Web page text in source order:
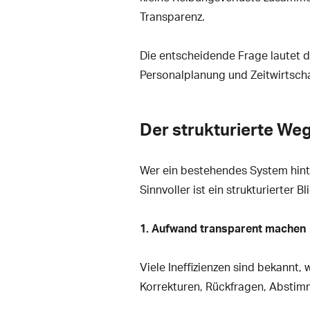
Transparenz.
Die entscheidende Frage lautet
Personalplanung und
Der strukturierte
Wer ein bestehendes System
Sinnvoller ist ein strukturierter
1. Aufwand transparent machen
Viele Ineffizienzen sind
Korrekturen, Rückfragen,